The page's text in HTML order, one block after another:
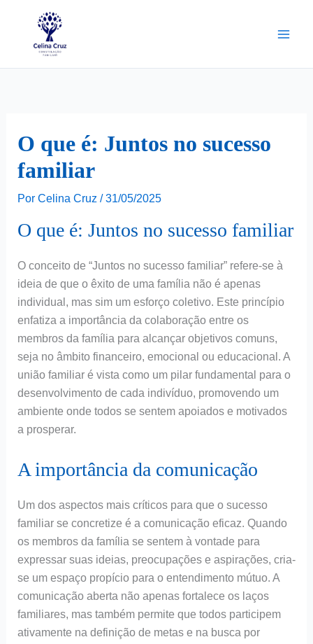
O que é: Juntos no sucesso
familiar
Por Celina Cruz / 31/05/2025
O que é: Juntos no sucesso familiar
O conceito de “Juntos no sucesso familiar” refere-se à
ideia de que o êxito de uma família não é apenas
individual, mas sim um esforço coletivo. Este princípio
enfatiza a importância da colaboração entre os
membros da família para alcançar objetivos comuns,
seja no âmbito financeiro, emocional ou educacional. A
união familiar é vista como um pilar fundamental para o
desenvolvimento de cada indivíduo, promovendo um
ambiente onde todos se sentem apoiados e motivados
a prosperar.
A importância da comunicação
Um dos aspectos mais críticos para que o sucesso
familiar se concretize é a comunicação eficaz. Quando
os membros da família se sentem à vontade para
expressar suas ideias, preocupações e aspirações, cria-
se um espaço propício para o entendimento mútuo. A
comunicação aberta não apenas fortalece os laços
familiares, mas também permite que todos participem
ativamente na definição de metas e na busca por